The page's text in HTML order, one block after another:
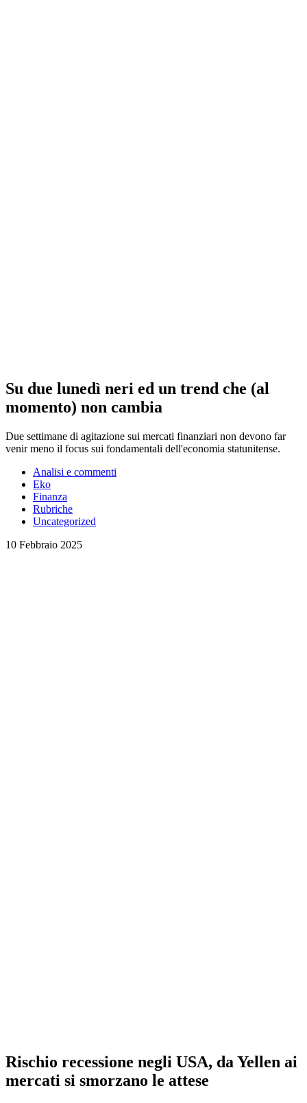
Su due lunedì neri ed un trend che (al
momento) non cambia
Due settimane di agitazione sui mercati finanziari non devono far
venir meno il focus sui fondamentali dell'economia statunitense.
Analisi e commenti
Eko
Finanza
Rubriche
Uncategorized
10 Febbraio 2025
Rischio recessione negli USA, da Yellen ai
mercati si smorzano le attese